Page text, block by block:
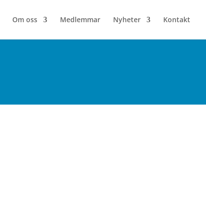
Om oss Medlemmar Nyheter Kontakt